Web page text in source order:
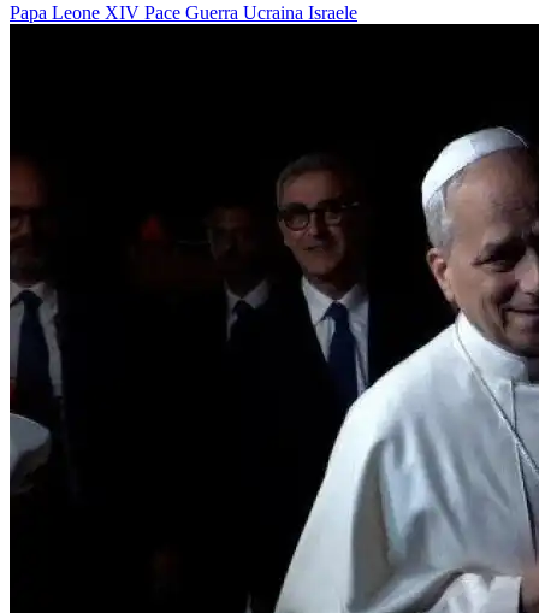
Papa Leone XIV Pace Guerra Ucraina Israele